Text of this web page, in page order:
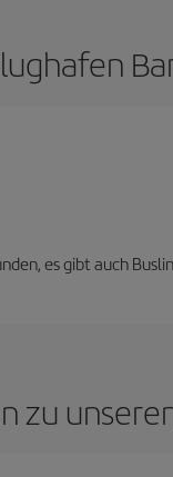
es gibt auch
zu